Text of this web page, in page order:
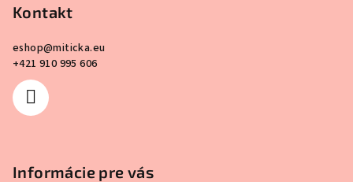
Kontakt
eshop@miticka.eu
+421 910 995 606
Informácie pre vás